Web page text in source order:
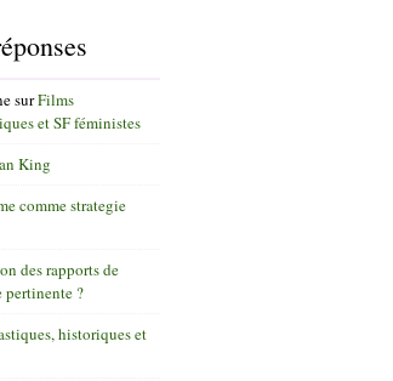
surFilms
et SF féministes
King
comme strategie
des rapports de
?
historiques et